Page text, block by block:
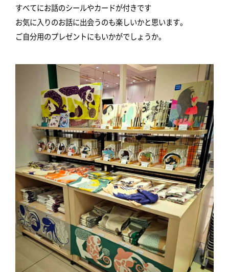
すべてにお話のシールやカードが付きです
お気に入りのお話に出会うのも楽しいかと思います。
ご自分用のプレゼントにもいかがでしょうか。